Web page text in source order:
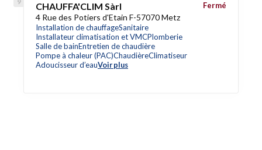
CHAUFFA'CLIM Sàrl
4 Rue des Potiers d'Etain F-57070 Metz
Installation de chauffageSanitaire
Installateur climatisation et VMCPlomberie
Salle de bainEntretien de chaudière
Pompe à chaleur (PAC)ChaudièreClimatiseur
Adoucisseur d’eauVoir plus
Fermé